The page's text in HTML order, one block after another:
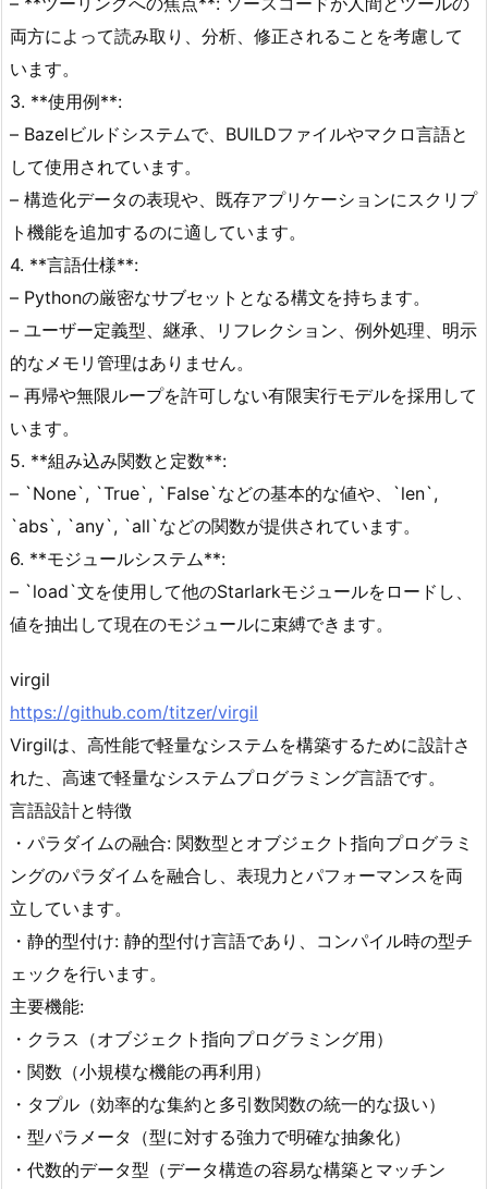
両方によって読み取り、分析、修正されることを考慮して
います。
3. **使用例**:
– Bazelビルドシステムで、BUILDファイルやマクロ言語と
して使用されています。
– 構造化データの表現や、既存アプリケーションにスクリプ
ト機能を追加するのに適しています。
4. **言語仕様**:
– Pythonの厳密なサブセットとなる構文を持ちます。
– ユーザー定義型、継承、リフレクション、例外処理、明示
的なメモリ管理はありません。
– 再帰や無限ループを許可しない有限実行モデルを採用して
います。
5. **組み込み関数と定数**:
– `None`, `True`, `False`などの基本的な値や、`len`,
`abs`, `any`, `all`などの関数が提供されています。
6. **モジュールシステム**:
– `load`文を使用して他のStarlarkモジュールをロードし、
値を抽出して現在のモジュールに束縛できます。
virgil
https://github.com/titzer/virgil
Virgilは、高性能で軽量なシステムを構築するために設計さ
れた、高速で軽量なシステムプログラミング言語です。
言語設計と特徴
・パラダイムの融合: 関数型とオブジェクト指向プログラミ
ングのパラダイムを融合し、表現力とパフォーマンスを両
立しています。
・静的型付け: 静的型付け言語であり、コンパイル時の型チ
ェックを行います。
主要機能:
・クラス（オブジェクト指向プログラミング用）
・関数（小規模な機能の再利用）
・タプル（効率的な集約と多引数関数の統一的な扱い）
・型パラメータ（型に対する強力で明確な抽象化）
・代数的データ型（データ構造の容易な構築とマッチン